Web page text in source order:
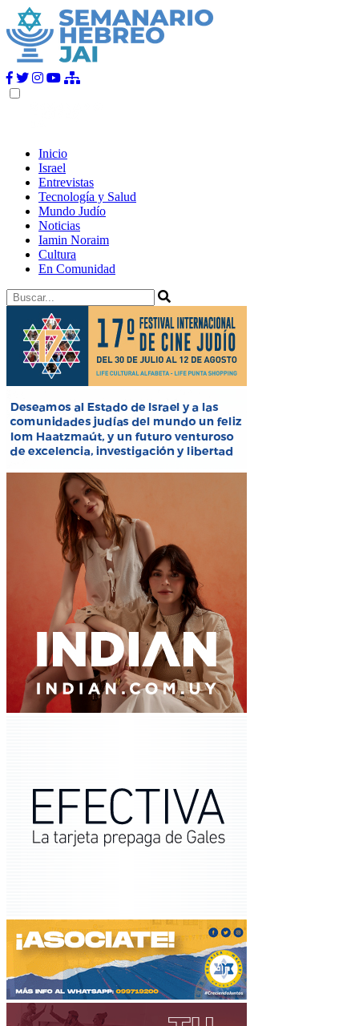
Inicio
Israel
Entrevistas
Tecnología y Salud
Mundo Judío
Noticias
Iamin Noraim
Cultura
En Comunidad